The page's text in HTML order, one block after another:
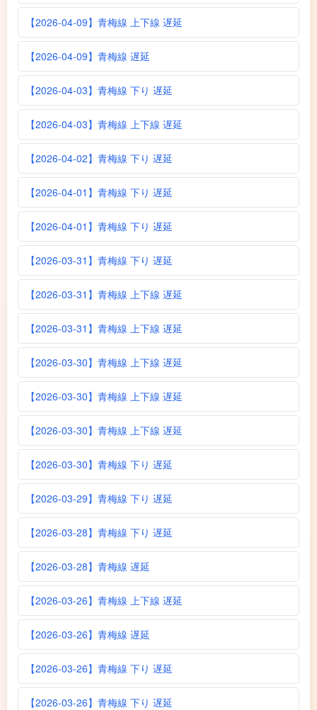
【2026-04-09】青梅線 上下線 遅延
【2026-04-09】青梅線 遅延
【2026-04-03】青梅線 下り 遅延
【2026-04-03】青梅線 上下線 遅延
【2026-04-02】青梅線 下り 遅延
【2026-04-01】青梅線 下り 遅延
【2026-04-01】青梅線 下り 遅延
【2026-03-31】青梅線 下り 遅延
【2026-03-31】青梅線 上下線 遅延
【2026-03-31】青梅線 上下線 遅延
【2026-03-30】青梅線 上下線 遅延
【2026-03-30】青梅線 上下線 遅延
【2026-03-30】青梅線 上下線 遅延
【2026-03-30】青梅線 下り 遅延
【2026-03-29】青梅線 下り 遅延
【2026-03-28】青梅線 下り 遅延
【2026-03-28】青梅線 遅延
【2026-03-26】青梅線 上下線 遅延
【2026-03-26】青梅線 遅延
【2026-03-26】青梅線 下り 遅延
【2026-03-26】青梅線 下り 遅延